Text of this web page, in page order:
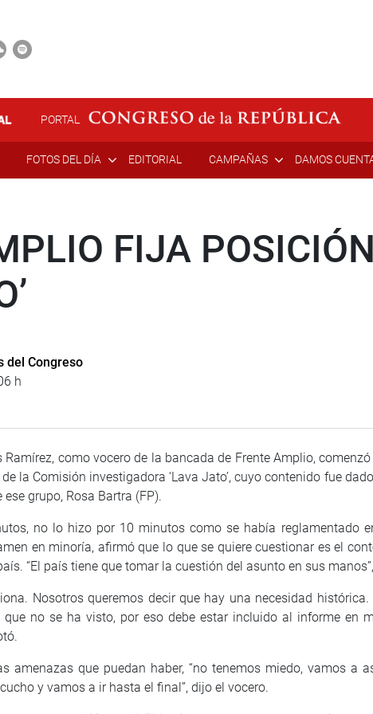
PORTAL
FOTOS DEL DÍA EDITORIAL CAMPAÑAS DAMOS
FIJA
del Congreso
h
como vocero de la bancada de Frente Amplio,
la Comisión investigadora ‘Lava Jato’, cuyo contenido fue
grupo, Rosa Bartra (FP).
lo hizo por 10 minutos como se había reglamentado
en minoría, afirmó que lo que se quiere cuestionar es el
“El país tiene que tomar la cuestión del asunto en sus
queremos decir que hay una necesidad histórica.
no se ha visto, por eso debe estar incluido al informe en
que puedan haber, “no tenemos miedo, vamos a
y vamos a ir hasta el final”, dijo el vocero.